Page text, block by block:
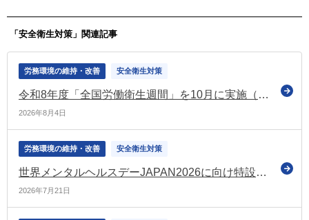
「安全衛生対策」関連記事
労務環境の維持・改善 安全衛生対策
令和8年度「全国労働衛生週間」を10月に実施（厚労省）
2026年8月4日
労務環境の維持・改善 安全衛生対策
世界メンタルヘルスデーJAPAN2026に向け特設サイトを開設（厚労省）
2026年7月21日